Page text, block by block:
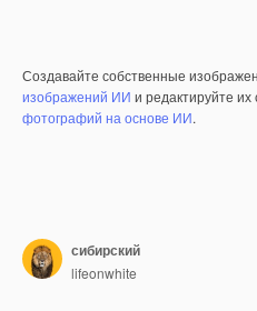
Создавайте собственные
изображений ИИ и редактируйте
фотографий на основе ИИ.
сибирский
lifeonwhite